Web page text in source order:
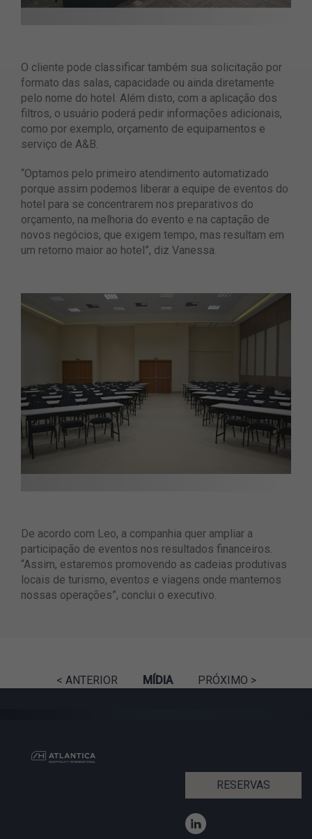
O cliente pode classificar também sua solicitação por
formato das salas, capacidade ou ainda diretamente
pelo nome do hotel. Além disto, com a aplicação dos
filtros, o usuário poderá pedir informações adicionais,
como por exemplo, orçamento de equipamentos e
serviço de A&B.
“Optamos pelo primeiro atendimento automatizado
porque assim podemos liberar a equipe de eventos do
hotel para se concentrarem nos preparativos do
orçamento, na melhoria do evento e na captação de
novos negócios, que exigem tempo, mas resultam em
um retorno maior ao hotel”, diz Vanessa.
De acordo com Leo, a companhia quer ampliar a
participação de eventos nos resultados financeiros.
“Assim, estaremos promovendo as cadeias produtivas
locais de turismo, eventos e viagens onde mantemos
nossas operações”, conclui o executivo.
< ANTERIOR MÍDIA PRÓXIMO >
RESERVAS